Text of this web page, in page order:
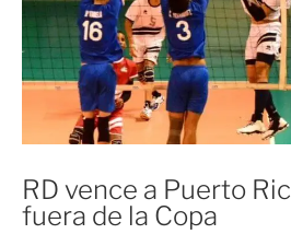
RD vence a Puerto
fuera de la Copa